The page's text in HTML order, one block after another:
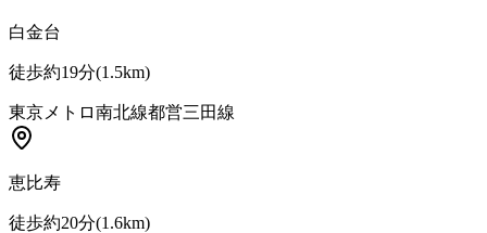
白金台
徒歩約19分(1.5km)
東京メトロ南北線都営三田線
恵比寿
徒歩約20分(1.6km)